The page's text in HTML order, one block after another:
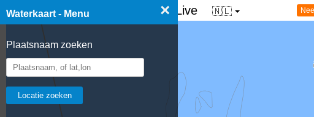
Waterkaart - Menu ×
Plaatsnaam zoeken
☰ Waterkaart van Nederland - Live 🇳🇱